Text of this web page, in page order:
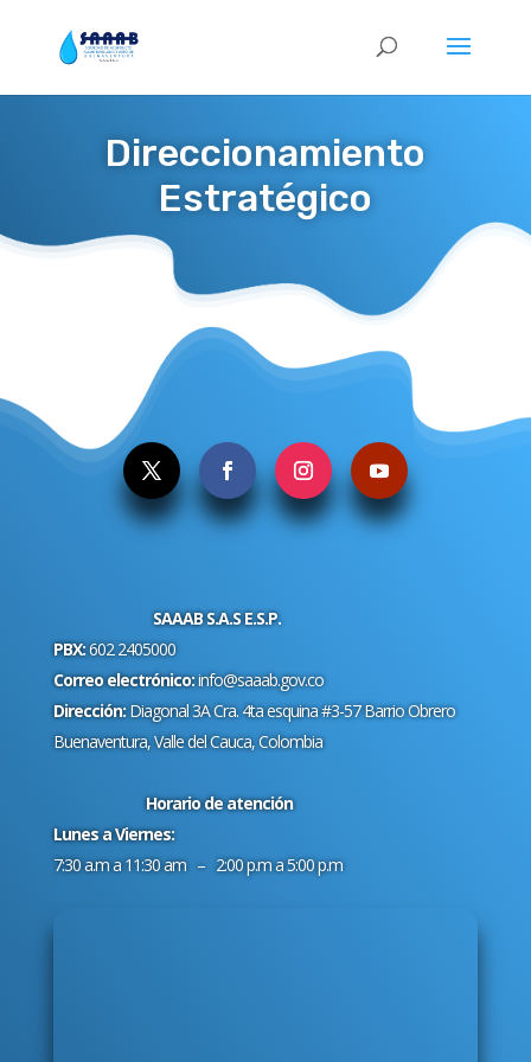
Direccionamiento
Estratégico
SAAAB S.A.S E.S.P.
PBX:602 2405000
Correo electrónico:info@saaab.gov.co
Dirección:Diagonal 3A Cra. 4ta esquina #3-57 Barrio Obrero
Buenaventura, Valle del Cauca, Colombia
Horario de atención
Lunes a Viernes:
7:30 a.m a 11:30 am – 2:00 p.m a 5:00 p.m